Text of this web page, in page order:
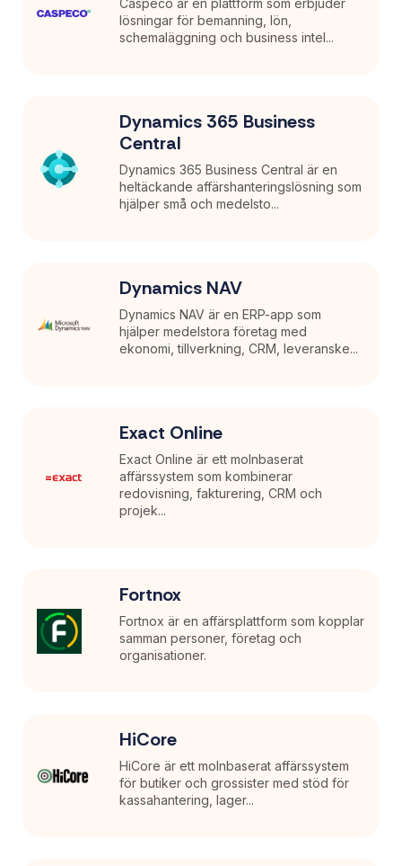
Caspeco är en plattform som erbjuder
lösningar för bemanning, lön,
schemaläggning och business intel...
Dynamics 365 Business
Central
Dynamics 365 Business Central är en
heltäckande affärshanteringslösning som
hjälper små och medelsto...
Dynamics NAV
Dynamics NAV är en ERP-app som
hjälper medelstora företag med
ekonomi, tillverkning, CRM, leveranske...
Exact Online
Exact Online är ett molnbaserat
affärssystem som kombinerar
redovisning, fakturering, CRM och
projek...
Fortnox
Fortnox är en affärsplattform som kopplar
samman personer, företag och
organisationer.
HiCore
HiCore är ett molnbaserat affärssystem
för butiker och grossister med stöd för
kassahantering, lager...